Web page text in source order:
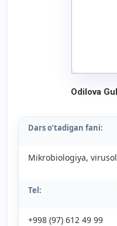
Odilova
Dars o’tadigan fani:
Mikrobiologiya,
Tel:
+998 (97) 612 49 99